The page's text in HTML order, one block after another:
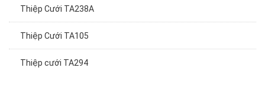
Thiệp Cưới TA238A
Thiệp Cưới TA105
Thiệp cưới TA294